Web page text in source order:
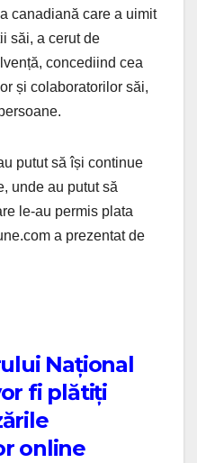
canadiană care a uimit
săi, a cerut de
concediind cea
și colaboratorilor săi,
putut să își continue
unde au putut să
le-au permis plata
a prezentat de
Național
fi plătiți
online